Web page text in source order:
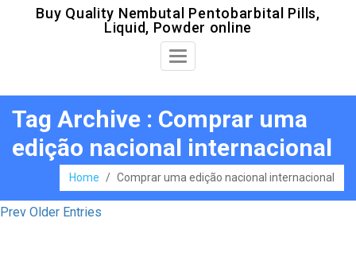
Buy Quality Nembutal Pentobarbital Pills,
Liquid, Powder online
Toggle
Tag Archive : Comprar uma
edição nacional internacional
Home / Comprar uma edição nacional internacional
Prev Older Entries